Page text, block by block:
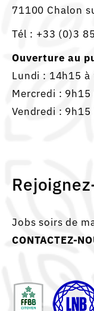
71100 Chalon
Tél : +33 (0)3
Ouverture au
Lundi : 14h15 à
Mercredi :
Vendredi :
Jobs soirs de
CONTACTEZ-